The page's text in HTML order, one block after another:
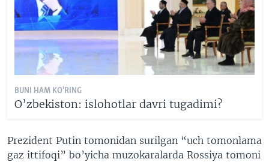
BUNI HAM KO'RING
O’zbekiston: islohotlar davri tugadimi?
Prezident Putin tomonidan surilgan “uch tomonlama
gaz ittifoqi” bo’yicha muzokaralarda Rossiya tomoni